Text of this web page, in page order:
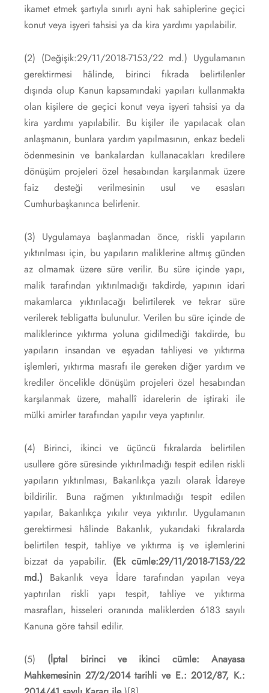
ikamet etmek şartıyla sınırlı ayni hak sahiplerine geçici
konut veya işyeri tahsisi ya da kira yardımı yapılabilir.
(2) (Değişik:29/11/2018-7153/22 md.) Uygulamanın
gerektirmesi hâlinde, birinci fıkrada belirtilenler
dışında olup Kanun kapsamındaki yapıları kullanmakta
olan kişilere de geçici konut veya işyeri tahsisi ya da
kira yardımı yapılabilir. Bu kişiler ile yapılacak olan
anlaşmanın, bunlara yardım yapılmasının, enkaz bedeli
ödenmesinin ve bankalardan kullanacakları kredilere
dönüşüm projeleri özel hesabından karşılanmak üzere
faiz desteği verilmesinin usul ve esasları
Cumhurbaşkanınca belirlenir.
(3) Uygulamaya başlanmadan önce, riskli yapıların
yıktırılması için, bu yapıların maliklerine altmış günden
az olmamak üzere süre verilir. Bu süre içinde yapı,
malik tarafından yıktırılmadığı takdirde, yapının idari
makamlarca yıktırılacağı belirtilerek ve tekrar süre
verilerek tebligatta bulunulur. Verilen bu süre içinde de
maliklerince yıktırma yoluna gidilmediği takdirde, bu
yapıların insandan ve eşyadan tahliyesi ve yıktırma
işlemleri, yıktırma masrafı ile gereken diğer yardım ve
krediler öncelikle dönüşüm projeleri özel hesabından
karşılanmak üzere, mahallî idarelerin de iştiraki ile
mülki amirler tarafından yapılır veya yaptırılır.
(4) Birinci, ikinci ve üçüncü fıkralarda belirtilen
usullere göre süresinde yıktırılmadığı tespit edilen riskli
yapıların yıktırılması, Bakanlıkça yazılı olarak İdareye
bildirilir. Buna rağmen yıktırılmadığı tespit edilen
yapılar, Bakanlıkça yıkılır veya yıktırılır. Uygulamanın
gerektirmesi hâlinde Bakanlık, yukarıdaki fıkralarda
belirtilen tespit, tahliye ve yıktırma iş ve işlemlerini
bizzat da yapabilir. (Ek cümle:29/11/2018-7153/22
md.) Bakanlık veya İdare tarafından yapılan veya
yaptırılan riskli yapı tespit, tahliye ve yıktırma
masrafları, hisseleri oranında maliklerden 6183 sayılı
Kanuna göre tahsil edilir.
(5) (İptal birinci ve ikinci cümle: Anayasa
Mahkemesinin 27/2/2014 tarihli ve E.: 2012/87, K.: